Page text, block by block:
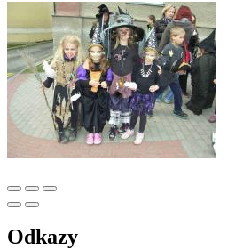
Odkazy